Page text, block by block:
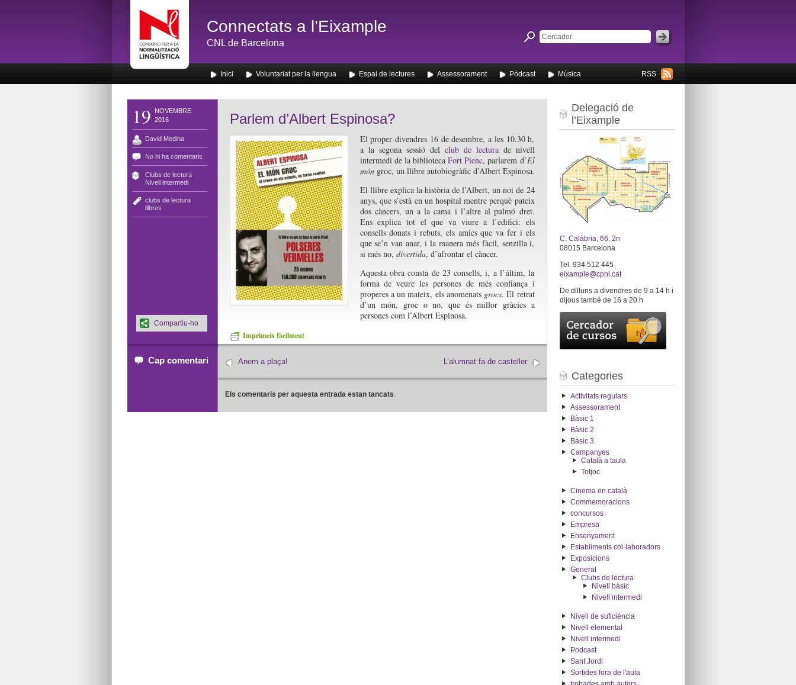
Connectats a l’Eixample
CNL de Barcelona
RSS
Inici Voluntariat per la llengua Espai de lectures Assessorament Pòdcast Música
19
NOVEMBRE
2016
David Medina
No hi ha comentaris
Clubs de lectura,
Nivell intermedi
clubs de lectura,
llibres
Parlem d’Albert Espinosa?
El proper divendres 16 de desembre, a les 10.30 h,
a la segona sessió del club de lecturade nivell
intermedi de la bibliotecaFort Pienc, parlarem d’El
móngroc, un llibre autobiogràfic d’Albert Espinosa.
El llibre explica la història de l’Albert, un noi de 24
anys, que s’està en un hospital mentre perquè pateix
dos càncers, un a la cama i l’altre al pulmó dret.
Ens explica tot el que va viure a l’edifici: els
consells donats i rebuts, els amics que va fer i els
que se’n van anar, i la manera més fàcil, senzilla i,
si més no, divertida, d’afrontar el càncer.
Aquesta obra consta de 23 consells, i, a l’últim, la
forma de veure les persones de més confiança i
properes a un mateix, els anomenats grocs. El retrat
d’un món, groc o no, que és millor gràcies a
persones com l’Albert Espinosa.
Imprimeix fàcilment
Compartiu-ho
Cap comentari L’alumnat fa de casteller
Anem a plaça!
Els comentaris per aquesta entrada estan tancats.
Delegació de
l’Eixample
C. Calàbria, 66, 2n
08015 Barcelona
Tel. 934 512 445
eixample@cpnl.cat
De dilluns a divendres de 9 a 14 h i
dijous també de 16 a 20 h
Categories
Activitats regulars
Assessorament
Bàsic 1
Bàsic 2
Bàsic 3
Campanyes
Català a taula
Totjoc
Cinema en català
Commemoracions
concursos
Empresa
Ensenyament
Establiments col·laboradors
Exposicions
General
Clubs de lectura
Nivell bàsic
Nivell intermedi
Nivell de suficiència
Nivell elemental
Nivell intermedi
Podcast
Sant Jordi
Sortides fora de l'aula